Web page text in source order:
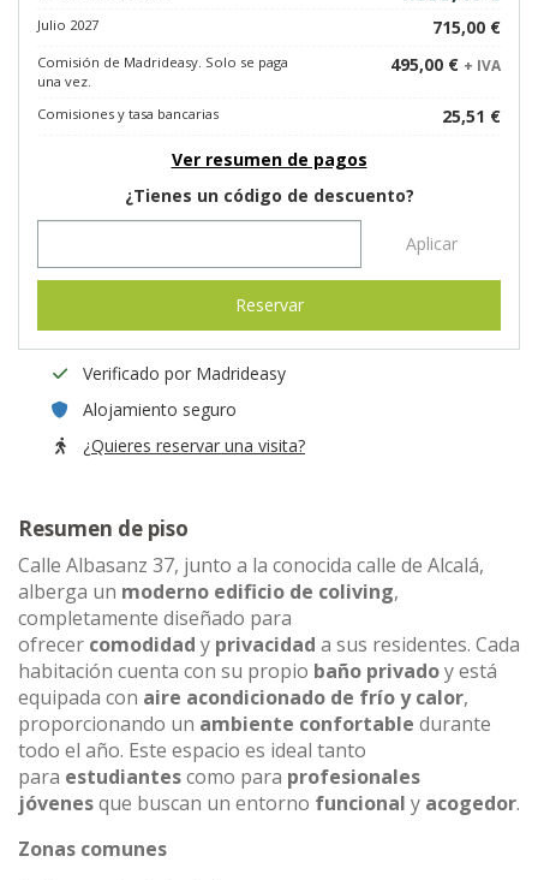
Julio 2027 715,00 €
Comisión de Madrideasy. Solo se paga
una vez.
495,00 € + IVA
Comisiones y tasa bancarias
25,51 €
Ver resumen de pagos
¿Tienes un código de descuento?
Aplicar
Reservar
Verificado por Madrideasy
Alojamiento seguro
¿Quieres reservar una visita?
Resumen de piso
Calle Albasanz 37, junto a la conocida calle de Alcalá,
alberga un moderno edificio de coliving,
completamente diseñado para
ofrecer comodidad y privacidad a sus residentes. Cada
habitación cuenta con su propio baño privadoy está
equipada con aire acondicionado de frío y calor,
proporcionando un ambiente confortable durante
todo el año. Este espacio es ideal tanto
para estudiantescomo para profesionales
jóvenesque buscan un entorno funcional y acogedor.
Zonas comunes